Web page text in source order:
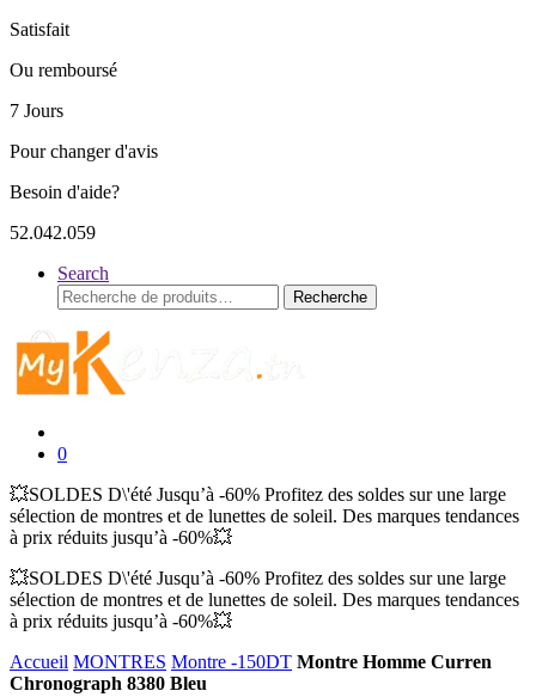
Satisfait
Ou remboursé
7 Jours
Pour changer d'avis
Besoin d'aide?
52.042.059
Search
Recherche
pour :
Recherche
0
💥SOLDES D\'été Jusqu’à -60% Profitez des soldes sur une large
sélection de montres et de lunettes de soleil. Des marques tendances
à prix réduits jusqu’à -60%💥
💥SOLDES D\'été Jusqu’à -60% Profitez des soldes sur une large
sélection de montres et de lunettes de soleil. Des marques tendances
à prix réduits jusqu’à -60%💥
Accueil MONTRES Montre -150DT Montre Homme Curren
Chronograph 8380 Bleu